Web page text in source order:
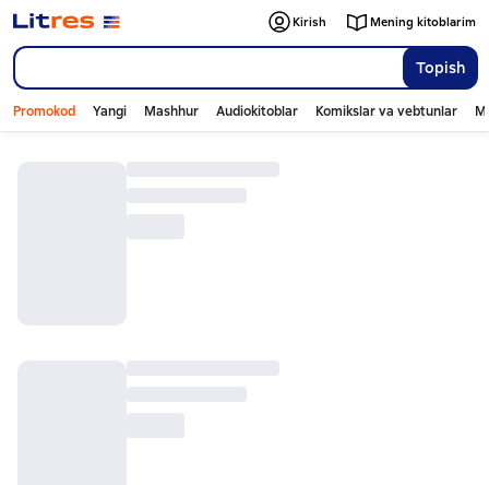
Topish
Kirish Mening kitoblarim
Promokod Yangi Mashhur Audiokitoblar Komikslar va vebtunlar